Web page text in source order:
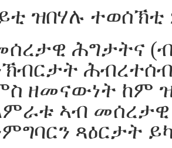
ዝበሃሉ
ሕግታትና
ዘመናውነት ከም
ኣብ መሰረታዊ
ጻዕርታት